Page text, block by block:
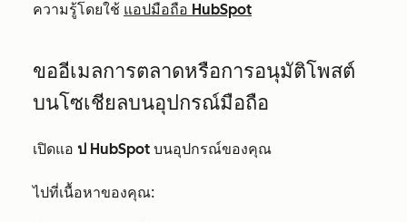
ความรู้โดยใช้ แอปมือถือ HubSpot
ขออีเมลการตลาดหรือการอนุมัติโพสต์
บนโซเชียลบนอุปกรณ์มือถือ
เปิดแอ ป HubSpot บนอุปกรณ์ของคุณ
ไปที่เนื้อหาของคุณ: